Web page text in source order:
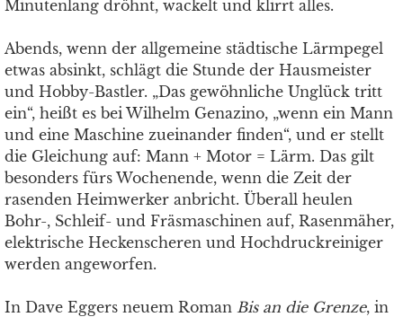
Minutenlang dröhnt, wackelt und klirrt alles.
Abends, wenn der allgemeine städtische Lärmpegel
etwas absinkt, schlägt die Stunde der Hausmeister
und Hobby-Bastler. „Das gewöhnliche Unglück tritt
ein“, heißt es bei Wilhelm Genazino, „wenn ein Mann
und eine Maschine zueinander finden“, und er stellt
die Gleichung auf: Mann + Motor = Lärm. Das gilt
besonders fürs Wochenende, wenn die Zeit der
rasenden Heimwerker anbricht. Überall heulen
Bohr-, Schleif- und Fräsmaschinen auf, Rasenmäher,
elektrische Heckenscheren und Hochdruckreiniger
werden angeworfen.
In Dave Eggers neuem Roman Bis an die Grenze, in